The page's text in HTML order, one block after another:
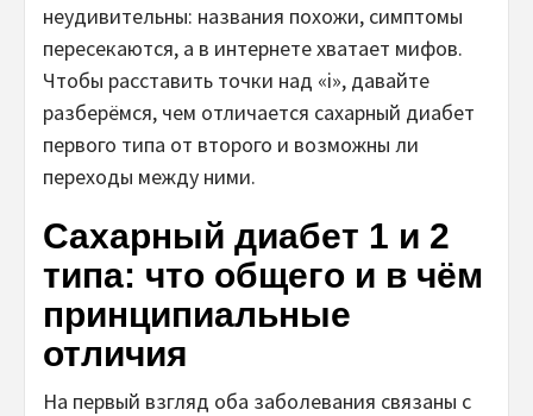
неудивительны: названия похожи, симптомы
пересекаются, а в интернете хватает мифов.
Чтобы расставить точки над «і», давайте
разберёмся, чем отличается сахарный диабет
первого типа от второго и возможны ли
переходы между ними.
Сахарный диабет 1 и 2
типа: что общего и в чём
принципиальные
отличия
На первый взгляд оба заболевания связаны с